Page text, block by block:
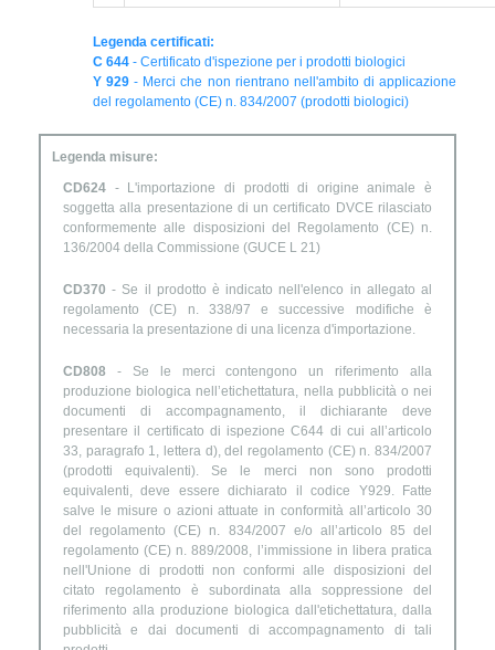
Legenda certificati:
C 644 - Certificato d'ispezione per i prodotti biologici
Y 929 - Merci che non rientrano nell'ambito di applicazione
del regolamento (CE) n. 834/2007 (prodotti biologici)
Legenda misure:
CD624 - L'importazione di prodotti di origine animale è
soggetta alla presentazione di un certificato DVCE rilasciato
conformemente alle disposizioni del Regolamento (CE) n.
136/2004 della Commissione (GUCE L 21)
CD370 - Se il prodotto è indicato nell'elenco in allegato al
regolamento (CE) n. 338/97 e successive modifiche è
necessaria la presentazione di una licenza d'importazione.
CD808 - Se le merci contengono un riferimento alla
produzione biologica nell’etichettatura, nella pubblicità o nei
documenti di accompagnamento, il dichiarante deve
presentare il certificato di ispezione C644 di cui all’articolo
33, paragrafo 1, lettera d), del regolamento (CE) n. 834/2007
(prodotti equivalenti). Se le merci non sono prodotti
equivalenti, deve essere dichiarato il codice Y929. Fatte
salve le misure o azioni attuate in conformità all’articolo 30
del regolamento (CE) n. 834/2007 e/o all’articolo 85 del
regolamento (CE) n. 889/2008, l’immissione in libera pratica
nell'Unione di prodotti non conformi alle disposizioni del
citato regolamento è subordinata alla soppressione del
riferimento alla produzione biologica dall'etichettatura, dalla
pubblicità e dai documenti di accompagnamento di tali